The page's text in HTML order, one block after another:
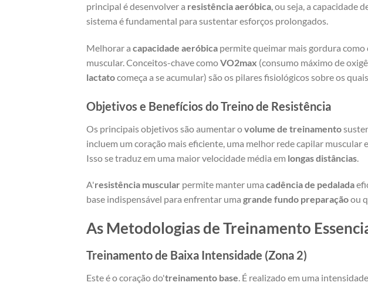
principal é desenvolver a resistência aeróbica, ou seja, a capacidade
sistema é fundamental para sustentar esforços prolongados.
Melhorar a capacidade aeróbica permite queimar mais gordura
muscular. Conceitos-chave comoVO2max (consumo máximo de
lactatocomeça a se acumular) são os pilares fisiológicos sobre os
Objetivos e Benefícios do Treino de Resistência
Os principais objetivos são aumentar ovolume de treinamento
incluem um coração mais eficiente, uma melhor rede capilar
Isso se traduz em uma maior velocidade média em longas distâncias
A'resistência muscular permite manter uma cadência de pedalada
base indispensável para enfrentar uma grande fundo preparaçãoou
As Metodologias de Treinamento
Treinamento de Baixa Intensidade (Zona 2)
Este é o coração do'treinamento base. É realizado em uma